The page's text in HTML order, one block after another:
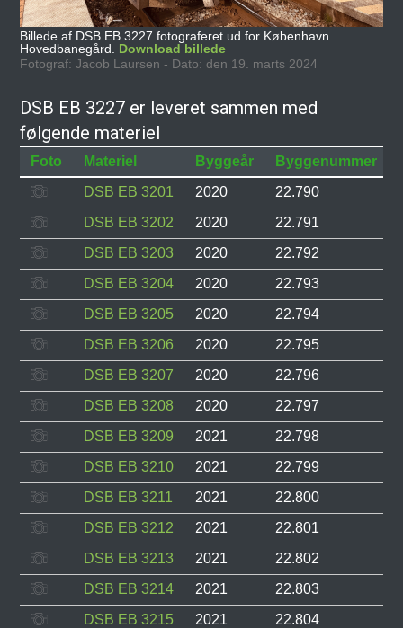
Billede af DSB EB 3227 fotograferet ud for København
Hovedbanegård. Download billede
Fotograf: Jacob Laursen - Dato: den 19. marts 2024
DSB EB 3227 er leveret sammen med
følgende materiel
Foto Materiel Byggeår Byggenummer
DSB EB 3201
2020 22.790
DSB EB 3202
2020 22.791
DSB EB 3203
2020 22.792
DSB EB 3204
2020 22.793
DSB EB 3205
2020 22.794
DSB EB 3206
2020 22.795
DSB EB 3207
2020 22.796
DSB EB 3208
2020 22.797
DSB EB 3209
2021 22.798
DSB EB 3210
2021 22.799
DSB EB 3211
2021 22.800
DSB EB 3212
2021 22.801
DSB EB 3213
2021 22.802
DSB EB 3214
2021 22.803
DSB EB 3215
2021 22.804